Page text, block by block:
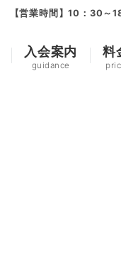
【営業時間】10：30～
入会案内
guidance
料